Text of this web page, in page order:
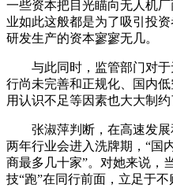
一些资本把目光瞄向无人机
业如此这般都是为了吸引投
研发生产的资本寥寥无几。
与此同时，监管部门对于
行尚未完善和正规化、国内
用认识不足等因素也大大制
张淑萍判断，在高速发展
两年行业会进入洗牌期，“国
商最多几十家”。对她来说，
技“跑”在同行前面，立足于不